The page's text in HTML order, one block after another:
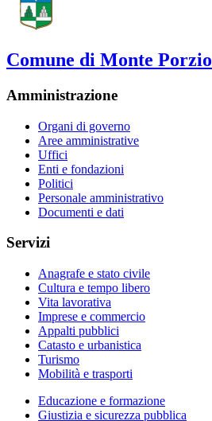
Comune di Monte Porzio
Amministrazione
Organi di governo
Aree amministrative
Uffici
Enti e fondazioni
Politici
Personale amministrativo
Documenti e dati
Servizi
Anagrafe e stato civile
Cultura e tempo libero
Vita lavorativa
Imprese e commercio
Appalti pubblici
Catasto e urbanistica
Turismo
Mobilità e trasporti
Educazione e formazione
Giustizia e sicurezza pubblica